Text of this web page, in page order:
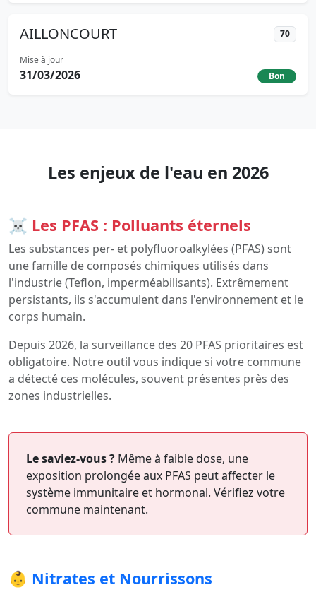
AILLONCOURT 70
Mise à jour
31/03/2026 Bon
Les enjeux de l'eau en 2026
☠️ Les PFAS : Polluants éternels
Les substances per- et polyfluoroalkylées (PFAS) sont
une famille de composés chimiques utilisés dans
l'industrie (Teflon, imperméabilisants). Extrêmement
persistants, ils s'accumulent dans l'environnement et le
corps humain.
Depuis 2026, la surveillance des 20 PFAS prioritaires est
obligatoire. Notre outil vous indique si votre commune
a détecté ces molécules, souvent présentes près des
zones industrielles.
Le saviez-vous ? Même à faible dose, une
exposition prolongée aux PFAS peut affecter le
système immunitaire et hormonal. Vérifiez votre
commune maintenant.
👶 Nitrates et Nourrissons